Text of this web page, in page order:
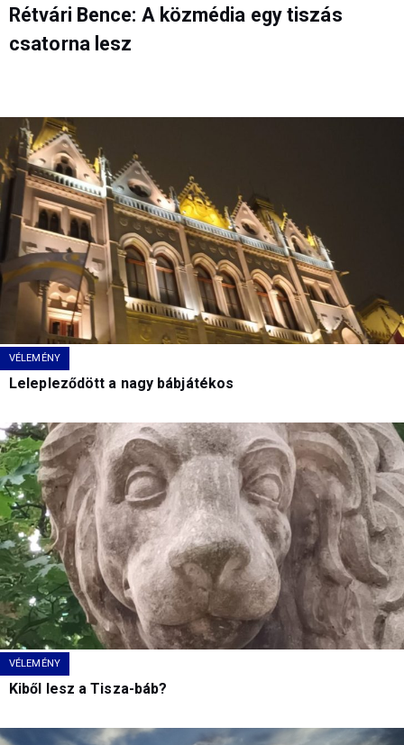
Rétvári Bence: A közmédia egy tiszás
csatorna lesz
VÉLEMÉNY
Lelepleződött a nagy bábjátékos
VÉLEMÉNY
Kiből lesz a Tisza-báb?